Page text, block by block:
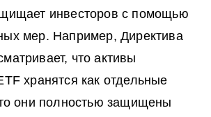
инвесторов с помощью
мер. Например, Директива
что активы
хранятся как отдельные
они полностью защищены